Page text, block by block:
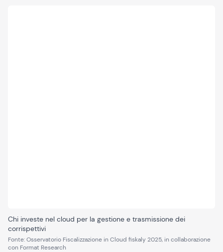
Chi investe nel cloud per la gestione e trasmissione dei
corrispettivi
Fonte:Osservatorio Fiscalizzazione in Cloud fiskaly 2025, in collaborazione
con Format Research